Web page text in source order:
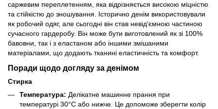
саржевим переплетенням, яка відрізняється високою міцністю
та стійкістю до зношування. Історично денім використовували
як робочий одяг, але сьогодні він став невід'ємною частиною
сучасного гардеробу. Він може бути виготовлений як зі 100%
бавовни, так і з еластаном або іншими змішаними
матеріалами, що додають тканині еластичність та комфорт.
Поради щодо догляду за денімом
Стирка
Температура: Делікатне машинне прання при
температурі 30°C або нижче. Це допоможе зберегти колір